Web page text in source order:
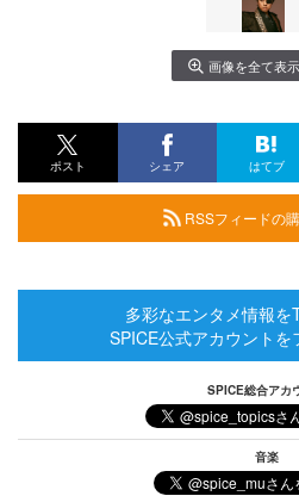
画像を全て表示
ポスト シェア はてブ
RSSフィードの
多彩なエンタメ情報を
SPICE公式アカウントを
SPICE総合アカ
音楽